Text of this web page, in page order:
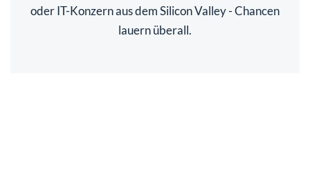
oder IT-Konzern aus dem Silicon Valley - Chancen
lauern überall.